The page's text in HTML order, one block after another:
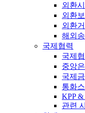
외환
외환
외환
해외
국제협력
국제
중앙
국제
통화
KPP &
관련